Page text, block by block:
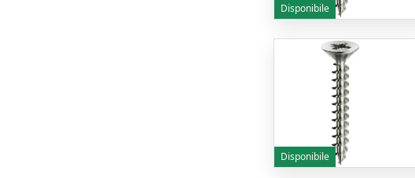
Disponibile
Disponibile